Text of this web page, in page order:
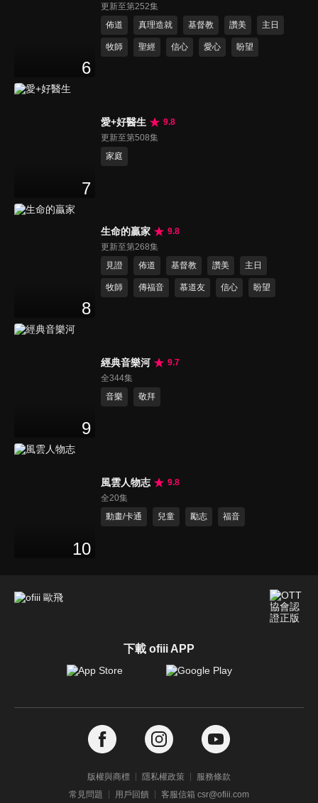
6
更新至第252集
佈道
真理造就 基督教 讚美 主日
牧師 聖經 信心 愛心 盼望
7
愛+好醫生
9.8
更新至第508集
家庭
8
生命的贏家
9.8
更新至第268集
見證
佈道 基督教 讚美 主日
牧師 傳福音 慕道友 信心 盼望
9
經典音樂河
9.7
全344集
音樂
敬拜
10
風雲人物志
9.8
全20集
動畫/卡通
兒童 勵志 福音
下載 ofiii APP
版權與商標 隱私權政策
服務條款
常見問題
用戶回饋 客服信箱 csr@ofiii.com